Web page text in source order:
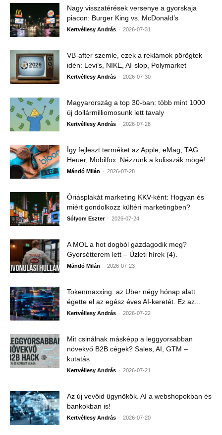
Nagy visszatérések versenye a gyorskaja
piacon: Burger King vs. McDonald’s
Kertvéllesy András - 2026-07-31
VB-after szemle, ezek a reklámok pörögtek
idén: Levi’s, NIKE, AI-slop, Polymarket
Kertvéllesy András - 2026-07-30
Magyarország a top 30-ban: több mint 1000
új dollármilliomosunk lett tavaly
Kertvéllesy András - 2026-07-28
Így fejleszt terméket az Apple, eMag, TAG
Heuer, Mobilfox. Nézzünk a kulisszák mögé!
Mándó Milán - 2026-07-28
Óriásplakát marketing KKV-ként: Hogyan és
miért gondolkozz kültéri marketingben?
Sólyom Eszter - 2026-07-24
A MOL a hot dogból gazdagodik meg?
Gyorsétterem lett – Üzleti hírek (4).
Mándó Milán - 2026-07-23
Tokenmaxxing: az Uber négy hónap alatt
égette el az egész éves AI-keretét. Ez az...
Kertvéllesy András - 2026-07-22
Mit csinálnak másképp a leggyorsabban
növekvő B2B cégek? Sales, AI, GTM –
kutatás
Kertvéllesy András - 2026-07-21
Az új vevőid ügynökök. AI a webshopokban és
bankokban is!
Kertvéllesy András - 2026-07-20